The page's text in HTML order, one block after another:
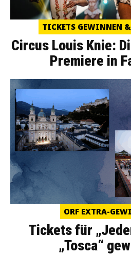
TICKETS GEWINNEN
Circus Louis Knie:
Premiere in
ORF EXTRA-
Tickets für
„Tosca“